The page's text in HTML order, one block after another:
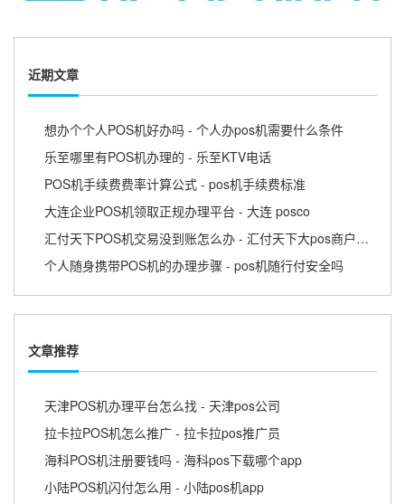
近期文章
想办个个人POS机好办吗 - 个人办pos机需要什么条件
乐至哪里有POS机办理的 - 乐至KTV电话
POS机手续费费率计算公式 - pos机手续费标准
大连企业POS机领取正规办理平台 - 大连 posco
汇付天下POS机交易没到账怎么办 - 汇付天下大pos商户版APP
个人随身携带POS机的办理步骤 - pos机随行付安全吗
文章推荐
天津POS机办理平台怎么找 - 天津pos公司
拉卡拉POS机怎么推广 - 拉卡拉pos推广员
海科POS机注册要钱吗 - 海科pos下载哪个app
小陆POS机闪付怎么用 - 小陆pos机app